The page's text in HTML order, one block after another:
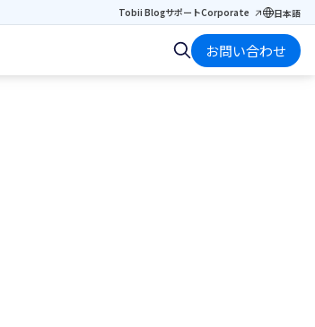
Tobii BlogサポートCorporate 日本語
お問い合わせ